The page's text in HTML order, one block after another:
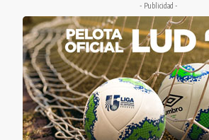
- Publicidad -